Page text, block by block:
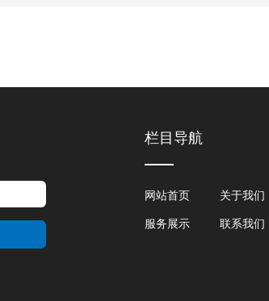
栏目导航
网站首页 关于我们
服务展示 联系我们